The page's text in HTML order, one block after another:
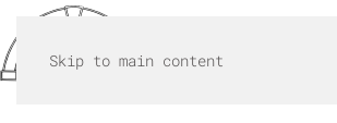
Skip to main content